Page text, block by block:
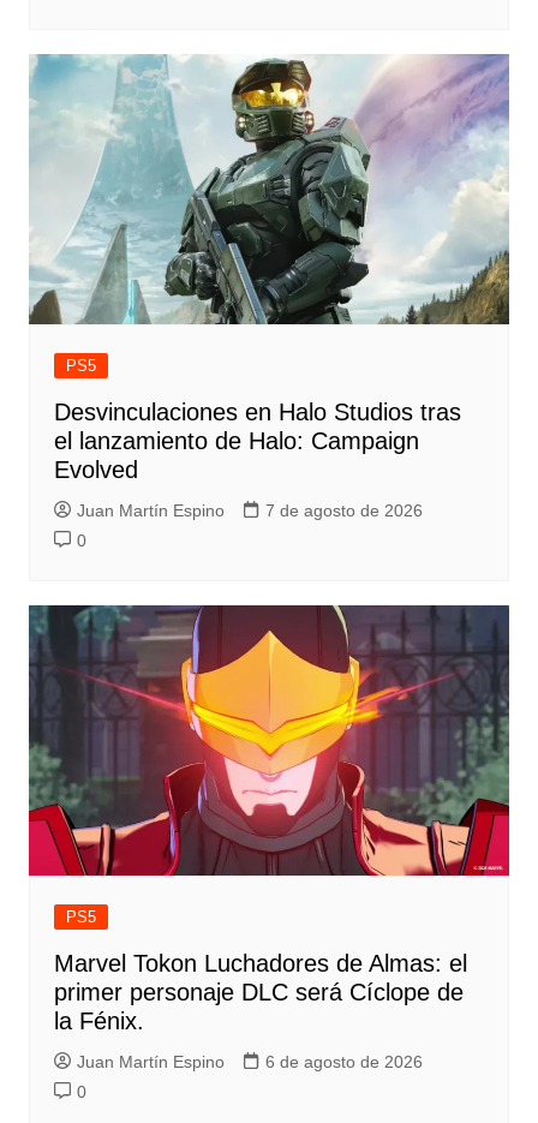
PS5
Desvinculaciones en Halo Studios tras
el lanzamiento de Halo: Campaign
Evolved
Juan Martín Espino
7 de agosto de 2026
0
PS5
Marvel Tokon Luchadores de Almas: el
primer personaje DLC será Cíclope de
la Fénix.
Juan Martín Espino
6 de agosto de 2026
0